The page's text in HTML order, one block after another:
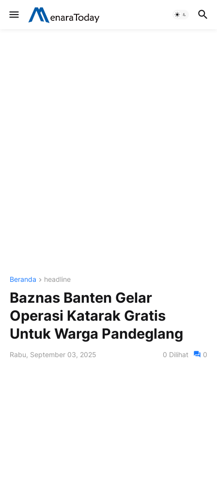
Beranda headline
Baznas Banten Gelar
Operasi Katarak Gratis
Untuk Warga Pandeglang
Rabu, September 03, 2025 0 Dilihat 0